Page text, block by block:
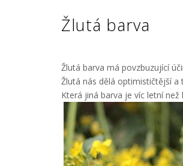
Žlutá barva
Žlutá barva má povzbuzující
Žlutá nás dělá optimističtější a
Která jiná barva je víc letní